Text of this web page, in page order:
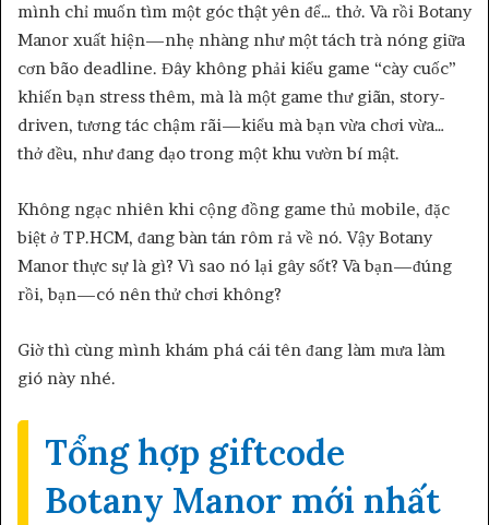
mình chỉ muốn tìm một góc thật yên để… thở. Và rồi Botany
Manor xuất hiện—nhẹ nhàng như một tách trà nóng giữa
cơn bão deadline. Đây không phải kiểu game “cày cuốc”
khiến bạn stress thêm, mà là một game thư giãn, story-
driven, tương tác chậm rãi—kiểu mà bạn vừa chơi vừa…
thở đều, như đang dạo trong một khu vườn bí mật.
Không ngạc nhiên khi cộng đồng game thủ mobile, đặc
biệt ở TP.HCM, đang bàn tán rôm rả về nó. Vậy Botany
Manor thực sự là gì? Vì sao nó lại gây sốt? Và bạn—đúng
rồi, bạn—có nên thử chơi không?
Giờ thì cùng mình khám phá cái tên đang làm mưa làm
gió này nhé.
Tổng hợp giftcode
Botany Manor mới nhất